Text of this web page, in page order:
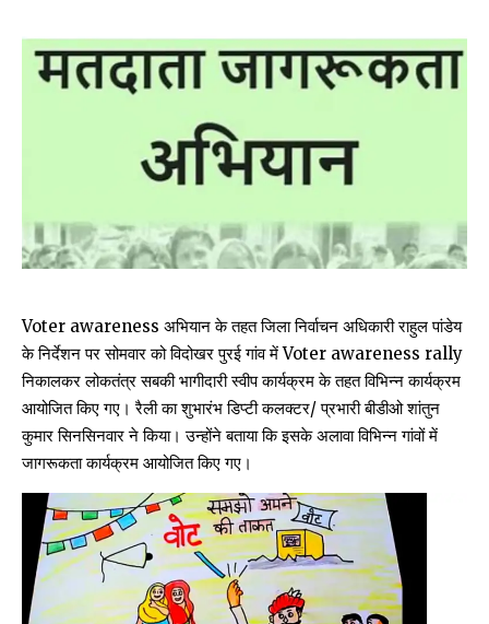
Voter awareness अभियान के तहत जिला निर्वाचन अधिकारी राहुल पांडेय
के निर्देशन पर सोमवार को विदोखर पुरई गांव में Voter awareness rally
निकालकर लोकतंत्र सबकी भागीदारी स्वीप कार्यक्रम के तहत विभिन्न कार्यक्रम
आयोजित किए गए। रैली का शुभारंभ डिप्टी कलक्टर/ प्रभारी बीडीओ शांतुन
कुमार सिनसिनवार ने किया। उन्होंने बताया कि इसके अलावा विभिन्न गांवों में
जागरूकता कार्यक्रम आयोजित किए गए।